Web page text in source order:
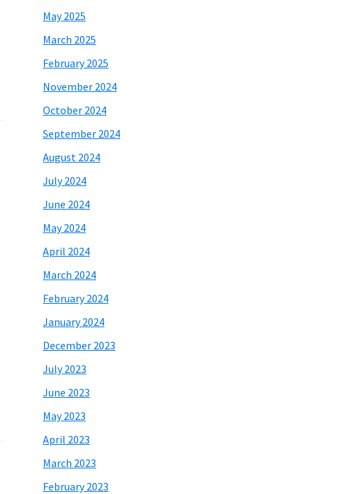
May 2025
March 2025
February 2025
November 2024
October 2024
September 2024
August 2024
July 2024
June 2024
May 2024
April 2024
March 2024
February 2024
January 2024
December 2023
July 2023
June 2023
May 2023
April 2023
March 2023
February 2023